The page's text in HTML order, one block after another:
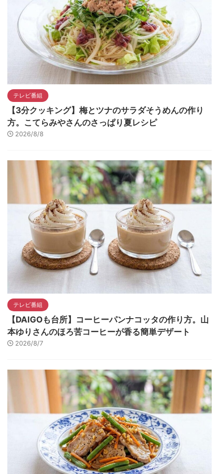
テレビ番組
【3分クッキング】梅とツナのサラダそうめんの作り
方。こてらみやさんのさっぱり夏レシピ
2026/8/8
テレビ番組
【DAIGOも台所】コーヒーパンナコッタの作り方。山
本ゆりさんのほろ苦コーヒーが香る簡単デザート
2026/8/7